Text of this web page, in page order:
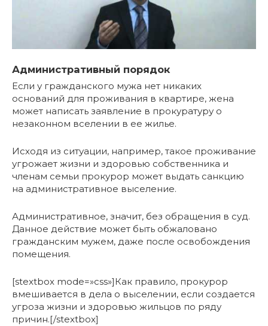
Административный порядок
Если у гражданского мужа нет никаких
оснований для проживания в квартире, жена
может написать заявление в прокуратуру о
незаконном вселении в ее жилье.
Исходя из ситуации, например, такое проживание
угрожает жизни и здоровью собственника и
членам семьи прокурор может выдать санкцию
на административное выселение.
Административное, значит, без обращения в суд.
Данное действие может быть обжаловано
гражданским мужем, даже после освобождения
помещения.
[stextbox mode=»css»]Как правило, прокурор
вмешивается в дела о выселении, если создается
угроза жизни и здоровью жильцов по ряду
причин.[/stextbox]